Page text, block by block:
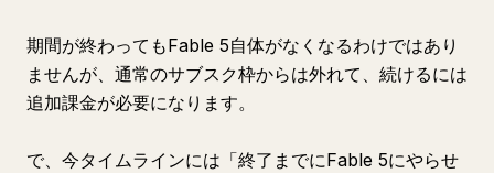
期間が終わってもFable 5自体がなくなるわけではあり
ませんが、通常のサブスク枠からは外れて、続けるには
追加課金が必要になります。
で、今タイムラインには「終了までにFable 5にやらせ